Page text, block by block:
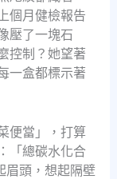
個月健檢報告
壓了一塊石
控制？她望著
一盒都標示著
便當」，打算
「總碳水化合
眉頭，想起隔壁